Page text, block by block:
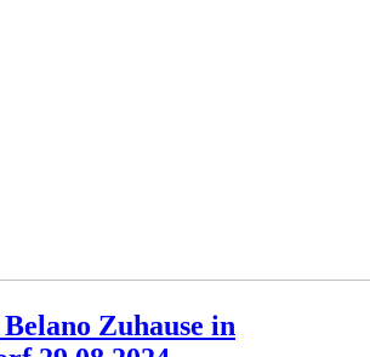
Zuhause in